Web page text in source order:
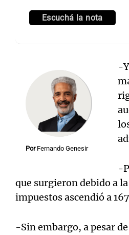
Escuchá la nota
Por Fernando Genesir
-
-
que surgieron debido a
impuestos ascendió a
-Sin embargo, a pesar
Editorial